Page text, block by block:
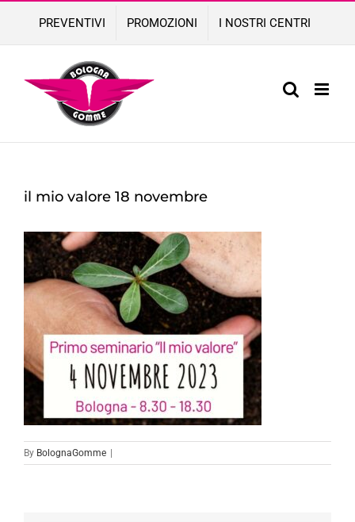
content
PREVENTIVI PROMOZIONI I NOSTRI CENTRI
il mio valore 18 novembre
By BolognaGomme